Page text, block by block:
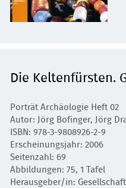
Die Keltenfürsten.
Porträt Archäologie Heft 02
Autor: Jörg Bofinger, Jörg
ISBN: 978-3-9808926-2-9
Erscheinungsjahr: 2006
Seitenzahl: 69
Abbildungen: 75, 1 Tafel
Herausgeber/in: